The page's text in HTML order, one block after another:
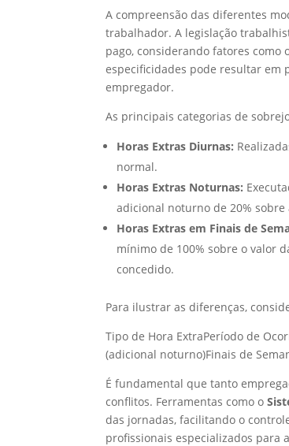
A compreensão das diferentes
trabalhador. A legislação
pago, considerando fatores como
especificidades pode resultar em
empregador.
As principais categorias de
Horas Extras Diurnas:
normal.
Horas Extras Noturnas:
adicional noturno de 20%
Horas Extras em Finais de
mínimo de 100% sobre o valor
concedido.
Para ilustrar as diferenças,
Tipo de Hora ExtraPeríodo de
(adicional noturno)Finais de
É fundamental que tanto
conflitos. Ferramentas como o
das jornadas, facilitando o
profissionais especializados para